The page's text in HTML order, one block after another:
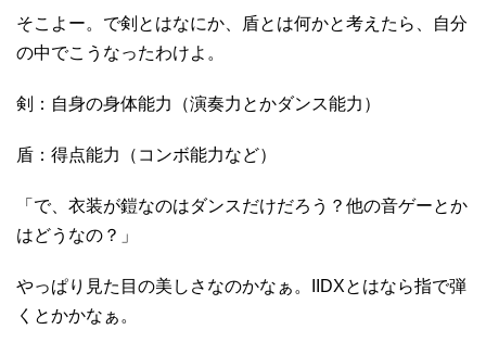
そこよー。で剣とはなにか、盾とは何かと考えたら、自分
の中でこうなったわけよ。
剣：自身の身体能力（演奏力とかダンス能力）
盾：得点能力（コンボ能力など）
「で、衣装が鎧なのはダンスだけだろう？他の音ゲーとか
はどうなの？」
やっぱり見た目の美しさなのかなぁ。IIDXとはなら指で弾
くとかかなぁ。